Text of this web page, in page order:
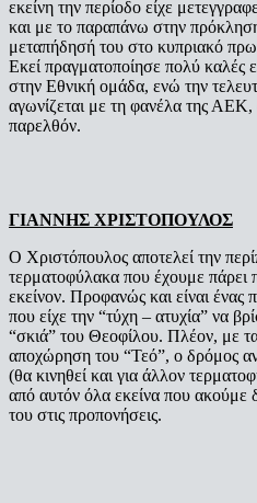
εκείνη την περίοδο είχε
και με το παραπάνω στην
μεταπήδησή του στο κυπριακό
Εκεί πραγματοποίησε πολύ καλές
στην Εθνική ομάδα, ενώ την
αγωνίζεται με τη φανέλα της ΑΕΚ,
παρελθόν.
ΓΙΑΝΝΗΣ ΧΡΙΣΤΟΠΟΥΛΟΣ
Ο Χριστόπουλος αποτελεί την
τερματοφύλακα που έχουμε πάρει
εκείνον. Προφανώς και είναι ένας
που είχε την “τύχη – ατυχία” να
“σκιά” του Θεοφίλου. Πλέον, με
αποχώρηση του “Τεό”, ο δρόμος
(θα κινηθεί και για άλλον
από αυτόν όλα εκείνα που ακούμε
του στις προπονήσεις.